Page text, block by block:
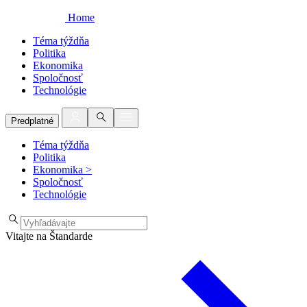
Home
Téma týždňa
Politika
Ekonomika
Spoločnosť
Technológie
Predplatné
Téma týždňa
Politika
Ekonomika >
Spoločnosť
Technológie
Vitajte na Štandarde